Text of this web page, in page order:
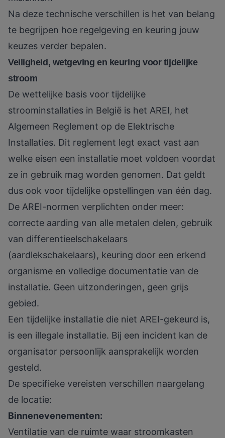
Na deze technische verschillen is het van belang
te begrijpen hoe regelgeving en keuring jouw
keuzes verder bepalen.
Veiligheid, wetgeving en keuring voor tijdelijke
stroom
De wettelijke basis voor tijdelijke
stroominstallaties in België is het AREI, het
Algemeen Reglement op de Elektrische
Installaties. Dit reglement legt exact vast aan
welke eisen een installatie moet voldoen voordat
ze in gebruik mag worden genomen. Dat geldt
dus ook voor tijdelijke opstellingen van één dag.
De AREI-normen verplichten onder meer:
correcte aarding van alle metalen delen, gebruik
van differentieelschakelaars
(aardlekschakelaars), keuring door een erkend
organisme en volledige documentatie van de
installatie. Geen uitzonderingen, geen grijs
gebied.
Een tijdelijke installatie die niet AREI-gekeurd is,
is een illegale installatie. Bij een incident kan de
organisator persoonlijk aansprakelijk worden
gesteld.
De specifieke vereisten verschillen naargelang
de locatie:
Binnenevenementen:
Ventilatie van de ruimte waar stroomkasten